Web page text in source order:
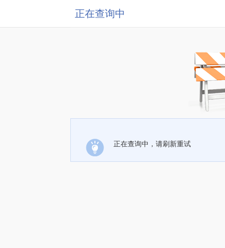
正在查询中
正在查询中，请刷新重试